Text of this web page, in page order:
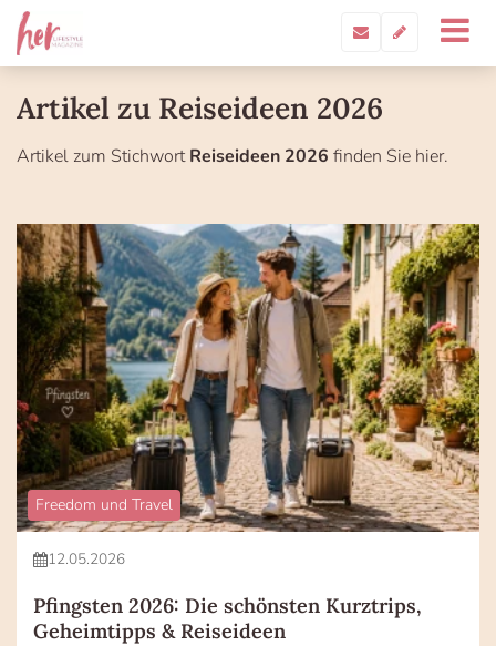
Artikel zu Reiseideen 2026
Artikel zum StichwortReiseideen 2026 finden Sie hier.
Freedom und Travel
12.05.2026
Pfingsten 2026: Die schönsten Kurztrips,
Geheimtipps & Reiseideen